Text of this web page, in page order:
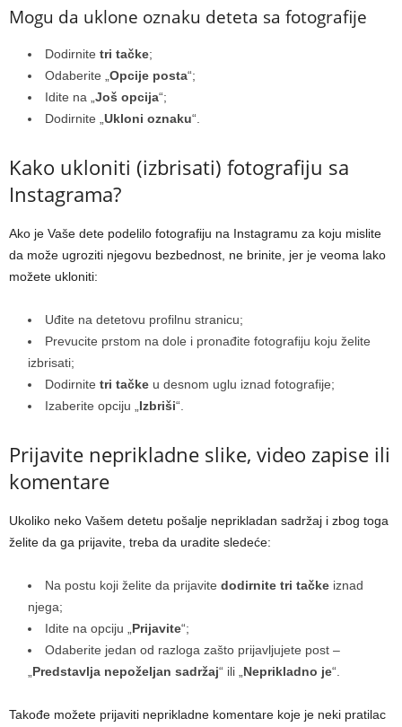
Mogu da uklone oznaku deteta sa fotografije
Dodirnite tri tačke;
Odaberite „ Opcije posta“;
Idite na „ Još opcija“;
Dodirnite „ Ukloni oznaku“.
Kako ukloniti (izbrisati) fotografiju sa
Instagrama?
Ako je Vaše dete podelilo fotografiju na Instagramu za koju mislite
da može ugroziti njegovu bezbednost, ne brinite, jer je veoma lako
možete ukloniti:
Uđite na detetovu profilnu stranicu;
Prevucite prstom na dole i pronađite fotografiju koju želite
izbrisati;
Dodirnite tri tačke u desnom uglu iznad fotografije;
Izaberite opciju „ Izbriši“.
Prijavite neprikladne slike, video zapise ili
komentare
Ukoliko neko Vašem detetu pošalje neprikladan sadržaj i zbog toga
želite da ga prijavite, treba da uradite sledeće:
Na postu koji želite da prijavite dodirnite tri tačke iznad
njega;
Idite na opciju „ Prijavite“;
Odaberite jedan od razloga zašto prijavljujete post –
Predstavlja nepoželjan sadržaj“ ili „ Neprikladno je“.
Takođe možete prijaviti neprikladne komentare koje je neki pratilac